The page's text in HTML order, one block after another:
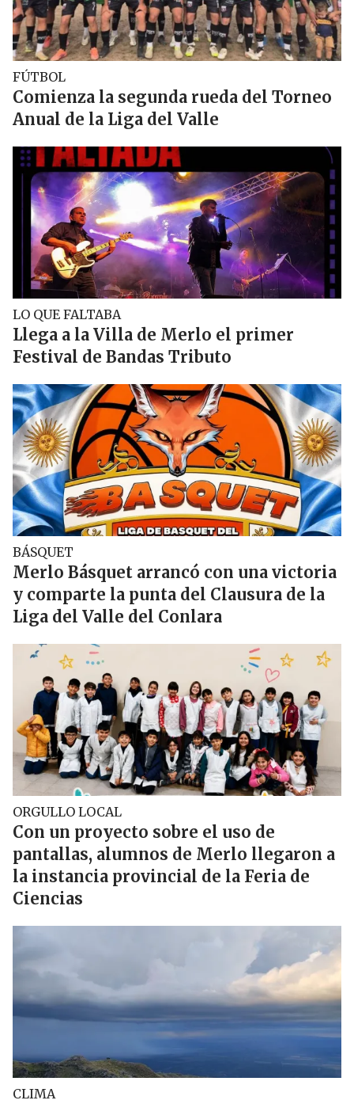
FÚTBOL
Comienza la segunda rueda del Torneo
Anual de la Liga del Valle
LO QUE FALTABA
Llega a la Villa de Merlo el primer
Festival de Bandas Tributo
BÁSQUET
Merlo Básquet arrancó con una victoria
y comparte la punta del Clausura de la
Liga del Valle del Conlara
ORGULLO LOCAL
Con un proyecto sobre el uso de
pantallas, alumnos de Merlo llegaron a
la instancia provincial de la Feria de
Ciencias
CLIMA